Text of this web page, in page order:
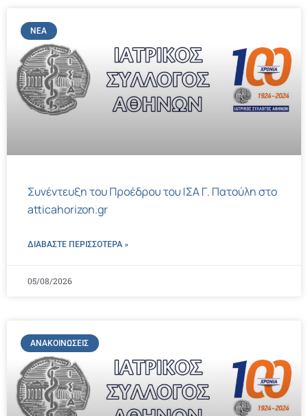
ΝΈΑ
Συνέντευξη του Προέδρου του ΙΣΑ Γ. Πατούλη στο
atticahorizon.gr
ΔΙΑΒΑΣΤΕ ΠΕΡΙΣΣΌΤΕΡΑ »
05/08/2026
ΑΝΑΚΟΙΝΏΣΕΙΣ